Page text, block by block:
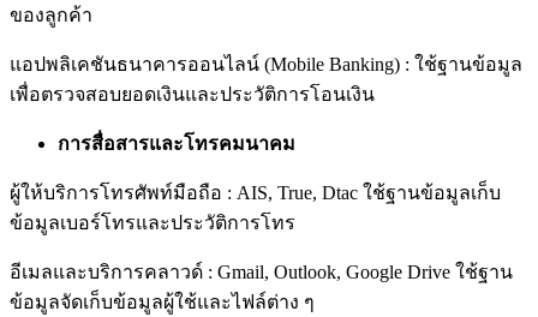
ของลูกค้า
แอปพลิเคชันธนาคารออนไลน์ (Mobile Banking) : ใช้ฐานข้อมูล
เพื่อตรวจสอบยอดเงินและประวัติการโอนเงิน
การสื่อสารและโทรคมนาคม
ผู้ให้บริการโทรศัพท์มือถือ : AIS, True, Dtac ใช้ฐานข้อมูลเก็บ
ข้อมูลเบอร์โทรและประวัติการโทร
อีเมลและบริการคลาวด์ : Gmail, Outlook, Google Drive ใช้ฐาน
ข้อมูลจัดเก็บข้อมูลผู้ใช้และไฟล์ต่าง ๆ